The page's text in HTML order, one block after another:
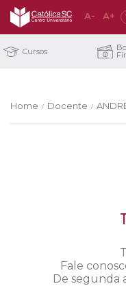
A- A+
Cursos
Home / Docente /
Fale
De segunda